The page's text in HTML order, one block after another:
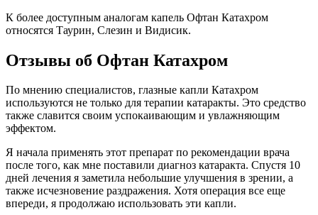
К более доступным аналогам капель Офтан Катахром
относятся Таурин, Слезин и Видисик.
Отзывы об Офтан Катахром
По мнению специалистов, глазные капли Катахром
используются не только для терапии катаракты. Это средство
также славится своим успокаивающим и увлажняющим
эффектом.
Я начала применять этот препарат по рекомендации врача
после того, как мне поставили диагноз катаракта. Спустя 10
дней лечения я заметила небольшие улучшения в зрении, а
также исчезновение раздражения. Хотя операция все еще
впереди, я продолжаю использовать эти капли.